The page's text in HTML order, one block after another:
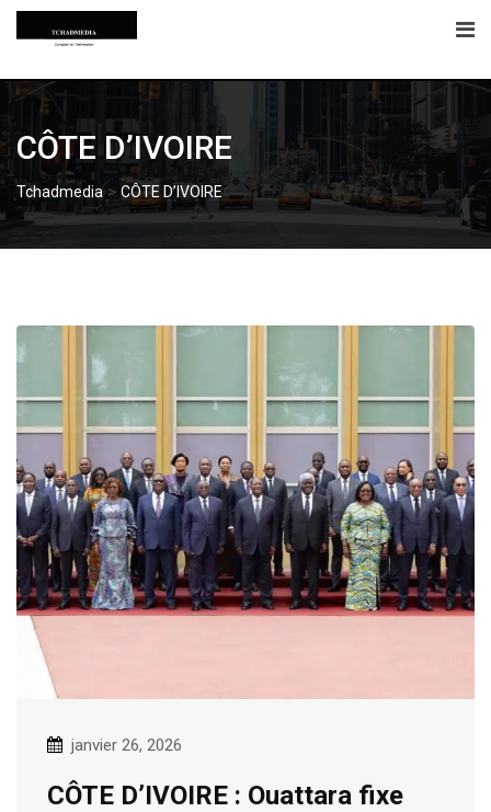
Skip
CÔTE D’IVOIRE
Tchadmedia> CÔTE D’IVOIRE
janvier 26, 2026
CÔTE D’IVOIRE : Ouattara fixe